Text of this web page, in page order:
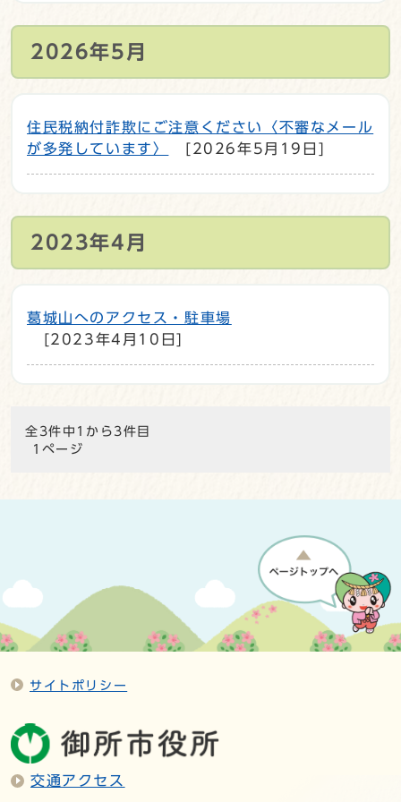
2026年5月
住民税納付詐欺にご注意ください〈不審なメール
が多発しています〉
[2026年5月19日]
2023年4月
葛城山へのアクセス・駐車場
[2023年4月10日]
全3件中1から3件目
1ページ
サイトポリシー
交通アクセス